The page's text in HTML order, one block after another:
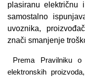
plasiranu električnu
samostalno
uvoznika,
znači smanjenje
Prema Pravilniku
elektronskih